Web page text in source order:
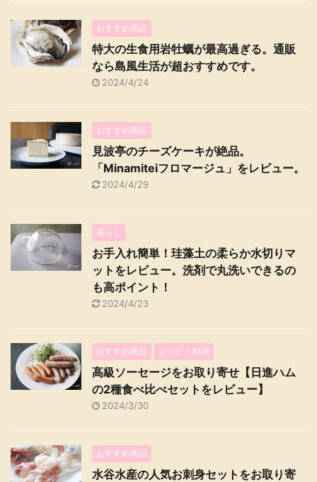
おすすめ商品
特大の生食用岩牡蠣が最高過ぎる。通販
なら島風生活が超おすすめです。
2024/4/24
おすすめ商品
見波亭のチーズケーキが絶品。
「Minamiteiフロマージュ」をレビュー。
2024/4/29
暮らし
お手入れ簡単！珪藻土の柔らか水切りマ
ットをレビュー。洗剤で丸洗いできるの
も高ポイント！
2024/4/23
おすすめ商品 レシピ・料理
高級ソーセージをお取り寄せ【日進ハム
の2種食べ比べセットをレビュー】
2024/3/30
おすすめ商品
水谷水産の人気お刺身セットをお取り寄